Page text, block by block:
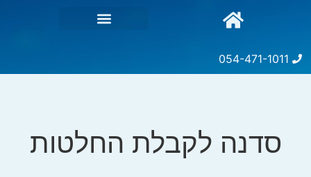
054-471-1011
סדנה לקבלת החלטות